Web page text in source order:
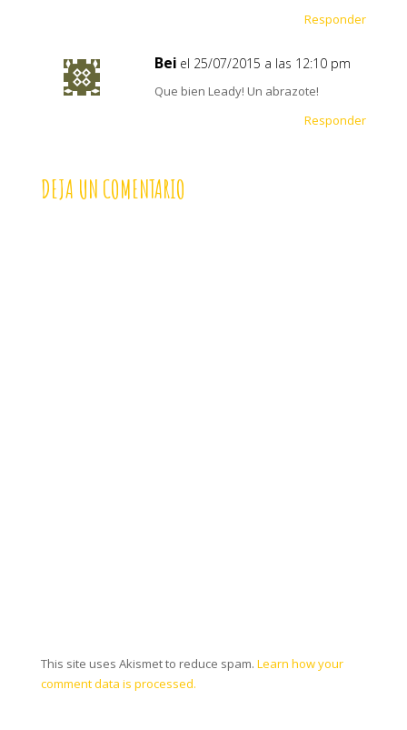
Responder
Bei el 25/07/2015 a las 12:10 pm
Que bien Leady! Un abrazote!
Responder
DEJA UN COMENTARIO
This site uses Akismet to reduce spam. Learn how your
comment data is processed.